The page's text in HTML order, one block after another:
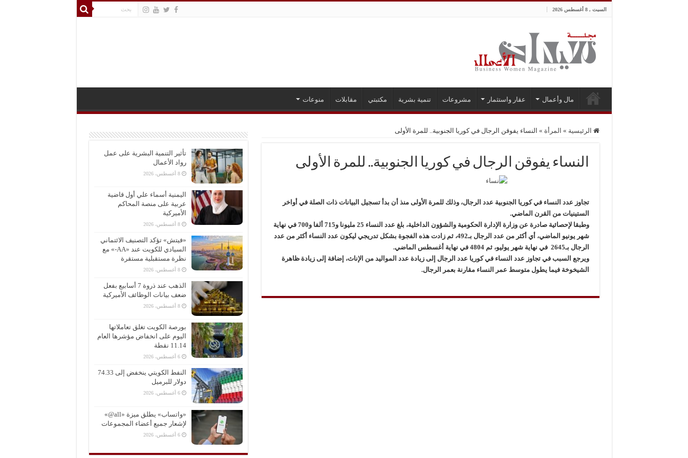
السبت , 8 أغسطس 2026
مال وأعمال عقار واستثمار مشروعات تنمية بشرية مكتبتي مقابلات منوعات
الرئيسية » المرأة » النساء يفوقن الرجال في كوريا الجنوبية.. للمرة الأولى
النساء يفوقن الرجال في كوريا الجنوبية.. للمرة الأولى
تجاوز عدد النساء في كوريا الجنوبية عدد الرجال، وذلك للمرة الأولى منذ أن بدأ تسجيل البيانات ذات الصلة في أواخر
الستينيات من القرن الماضي.
وطبقا لإحصائية صادرة عن وزارة الإدارة الحكومية والشؤون الداخلية، بلغ عدد النساء 25 مليونا و715 ألفا و700 في نهاية
شهر يونيو الماضي، أي أكثر من عدد الرجال بـ492، ثم زادت هذه الفجوة بشكل تدريجي ليكون عدد النساء أكثر من عدد
الرجال بـ2645 في نهاية شهر يوليو، ثم 4804 في نهاية أغسطس الماضي.
ويرجع السبب في تجاوز عدد النساء في كوريا عدد الرجال إلى زيادة عدد المواليد من الإناث، إضافة إلى زيادة ظاهرة
الشيخوخة فيما يطول متوسط عمر النساء مقارنة بعمر الرجال.
تأثير التنمية البشرية على عمل
رواد الأعمال
8 أغسطس، 2026
اليمنية أسماء علي أول قاضية
عربية على منصة المحاكم
الأميركية
8 أغسطس، 2026
«فيتش» تؤكد التصنيف الائتماني
السيادي للكويت عند «AA-» مع
نظرة مستقبلية مستقرة
8 أغسطس، 2026
الذهب عند ذروة 7 أسابيع بفعل
ضعف بيانات الوظائف الأميركية
8 أغسطس، 2026
بورصة الكويت تغلق تعاملاتها
اليوم على انخفاض مؤشرها العام
11.14 نقطة
6 أغسطس، 2026
النفط الكويتي ينخفض إلى 74.33
دولار للبرميل
6 أغسطس، 2026
«واتساب» يطلق ميزة «all@»
لإشعار جميع أعضاء المجموعات
6 أغسطس، 2026